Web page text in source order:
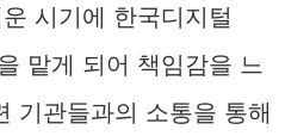
시기에 한국디지털
맡게 되어 책임감을 느
기관들과의 소통을 통해